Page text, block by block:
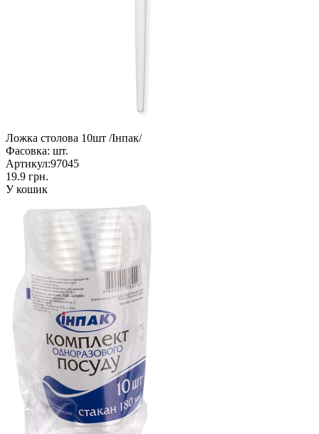
Ложка столова 10шт /Інпак/
Фасовка: шт.
Артикул:97045
19.9 грн.
У кошик